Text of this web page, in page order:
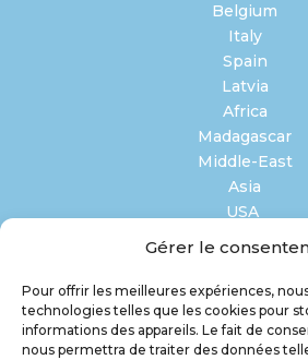
Gérer le
Pour offrir les meilleures expériences,
technologies telles que les cookies pour
informations des appareils. Le fait de
nous permettra de traiter des données
Belgium
Italy
Spain
Latvia
Africa
Madagascar
Middle-East
Asia
USA
Oil & Gas
Perishables
Industrial